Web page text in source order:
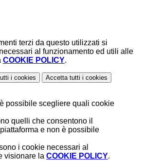
terzi da questo utilizzati si
al funzionamento ed utili alle
COOKIE POLICY.
i cookies Accetta tutti i cookies
possibile scegliere quali cookie
quelli che consentono il
e non è possibile
i cookie necessari al
visionare la COOKIE POLICY.